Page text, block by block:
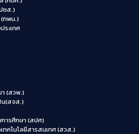
ชส.)
กพน.)
ระเทศ
(สวพ.)
(สจส.)
ารศึกษา (สปศ)
ทคโนโลยีสารสนเทศ (สวส.)